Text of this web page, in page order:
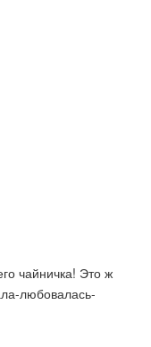
чайничка! Это ж
любовалась-